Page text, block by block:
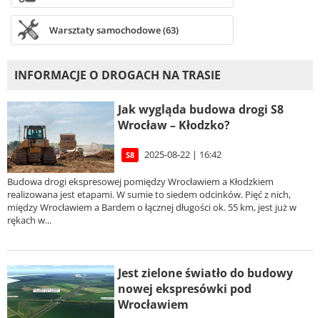
Warsztaty samochodowe (63)
INFORMACJE O DROGACH NA TRASIE
Jak wygląda budowa drogi S8
Wrocław – Kłodzko?
S8 2025-08-22 | 16:42
Budowa drogi ekspresowej pomiędzy Wrocławiem a Kłodzkiem
realizowana jest etapami. W sumie to siedem odcinków. Pięć z nich,
między Wrocławiem a Bardem o łącznej długości ok. 55 km, jest już w
rękach w...
Jest zielone światło do budowy
nowej ekspresówki pod
Wrocławiem